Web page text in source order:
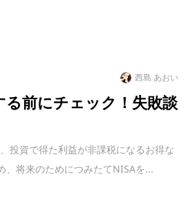
西島 あおい
前にチェック！失敗談
投資で得た利益が非課税になるお得な
、将来のためにつみたてNISAを...